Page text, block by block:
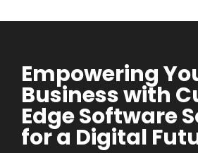
Empowering
Business with
Edge Software
for a Digital